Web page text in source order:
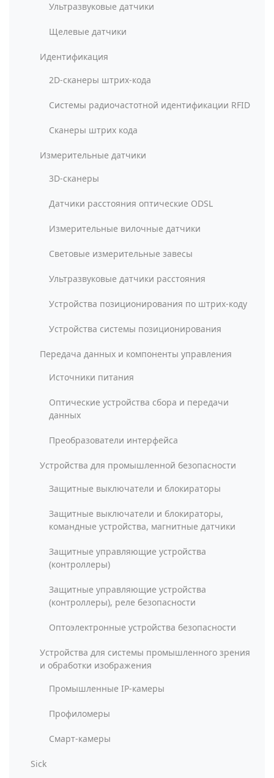
Ультразвуковые датчики
Щелевые датчики
Идентификация
2D-сканеры штрих-кода
Системы радиочастотной идентификации RFID
Сканеры штрих кода
Измерительные датчики
3D-сканеры
Датчики расстояния оптические ODSL
Измерительные вилочные датчики
Световые измерительные завесы
Ультразвуковые датчики расстояния
Устройства позиционирования по штрих-коду
Устройства системы позиционирования
Передача данных и компоненты управления
Источники питания
Оптические устройства сбора и передачи
данных
Преобразователи интерфейса
Устройства для промышленной безопасности
Защитные выключатели и блокираторы
Защитные выключатели и блокираторы,
командные устройства, магнитные датчики
Защитные управляющие устройства
(контроллеры)
Защитные управляющие устройства
(контроллеры), реле безопасности
Оптоэлектронные устройства безопасности
Устройства для системы промышленного зрения
и обработки изображения
Промышленные IP-камеры
Профиломеры
Смарт-камеры
Sick